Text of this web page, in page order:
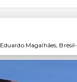
Magalhães, Brésil-